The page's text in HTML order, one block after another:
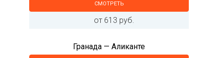
СМОТРЕТЬ
от 613 руб.
Гранада — Аликанте